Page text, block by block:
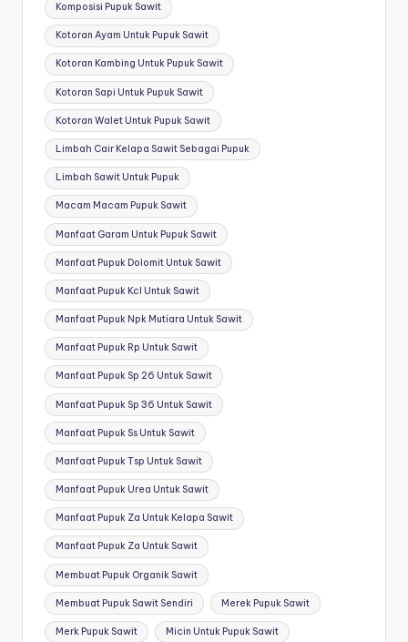
Komposisi Pupuk Sawit
Kotoran Ayam Untuk Pupuk Sawit
Kotoran Kambing Untuk Pupuk Sawit
Kotoran Sapi Untuk Pupuk Sawit
Kotoran Walet Untuk Pupuk Sawit
Limbah Cair Kelapa Sawit Sebagai Pupuk
Limbah Sawit Untuk Pupuk
Macam Macam Pupuk Sawit
Manfaat Garam Untuk Pupuk Sawit
Manfaat Pupuk Dolomit Untuk Sawit
Manfaat Pupuk Kcl Untuk Sawit
Manfaat Pupuk Npk Mutiara Untuk Sawit
Manfaat Pupuk Rp Untuk Sawit
Manfaat Pupuk Sp 26 Untuk Sawit
Manfaat Pupuk Sp 36 Untuk Sawit
Manfaat Pupuk Ss Untuk Sawit
Manfaat Pupuk Tsp Untuk Sawit
Manfaat Pupuk Urea Untuk Sawit
Manfaat Pupuk Za Untuk Kelapa Sawit
Manfaat Pupuk Za Untuk Sawit
Membuat Pupuk Organik Sawit
Membuat Pupuk Sawit Sendiri Merek Pupuk Sawit
Merk Pupuk Sawit Micin Untuk Pupuk Sawit